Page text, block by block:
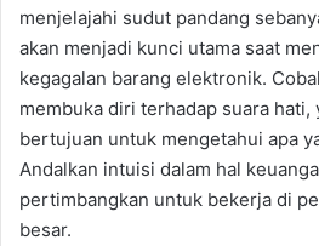
menjelajahi sudut pandang
akan menjadi kunci utama saat
kegagalan barang elektronik.
membuka diri terhadap suara
bertujuan untuk mengetahui apa
Andalkan intuisi dalam hal
pertimbangkan untuk bekerja di
besar.